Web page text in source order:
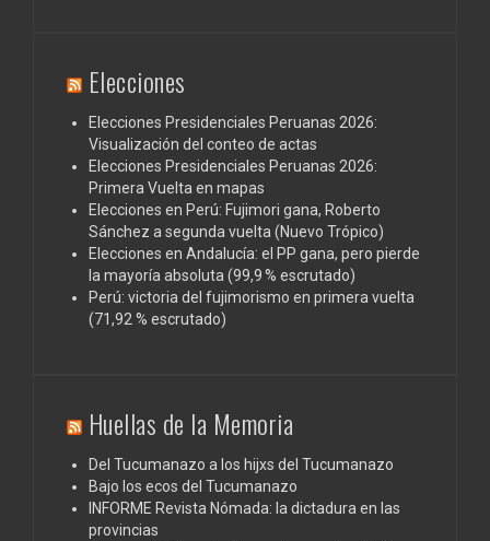
Elecciones
Elecciones Presidenciales Peruanas 2026:
Visualización del conteo de actas
Elecciones Presidenciales Peruanas 2026:
Primera Vuelta en mapas
Elecciones en Perú: Fujimori gana, Roberto
Sánchez a segunda vuelta (Nuevo Trópico)
Elecciones en Andalucía: el PP gana, pero pierde
la mayoría absoluta (99,9 % escrutado)
Perú: victoria del fujimorismo en primera vuelta
(71,92 % escrutado)
Huellas de la Memoria
Del Tucumanazo a los hijxs del Tucumanazo
Bajo los ecos del Tucumanazo
INFORME Revista Nómada: la dictadura en las
provincias